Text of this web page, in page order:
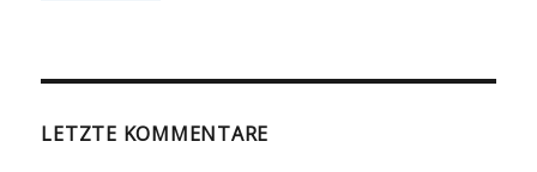
LETZTE KOMMENTARE